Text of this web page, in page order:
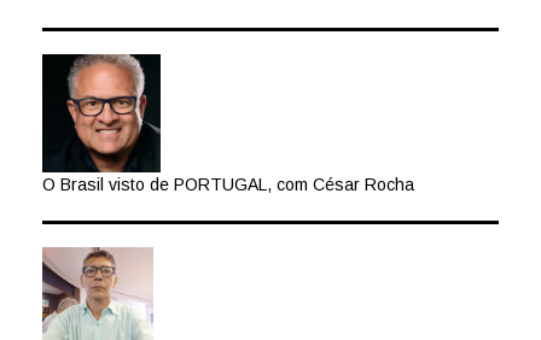
O Brasil visto de PORTUGAL, com César Rocha